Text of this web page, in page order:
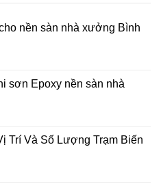
nền sàn nhà xưởng Bình
sơn Epoxy nền sàn nhà
Trí Và Số Lượng Trạm Biến